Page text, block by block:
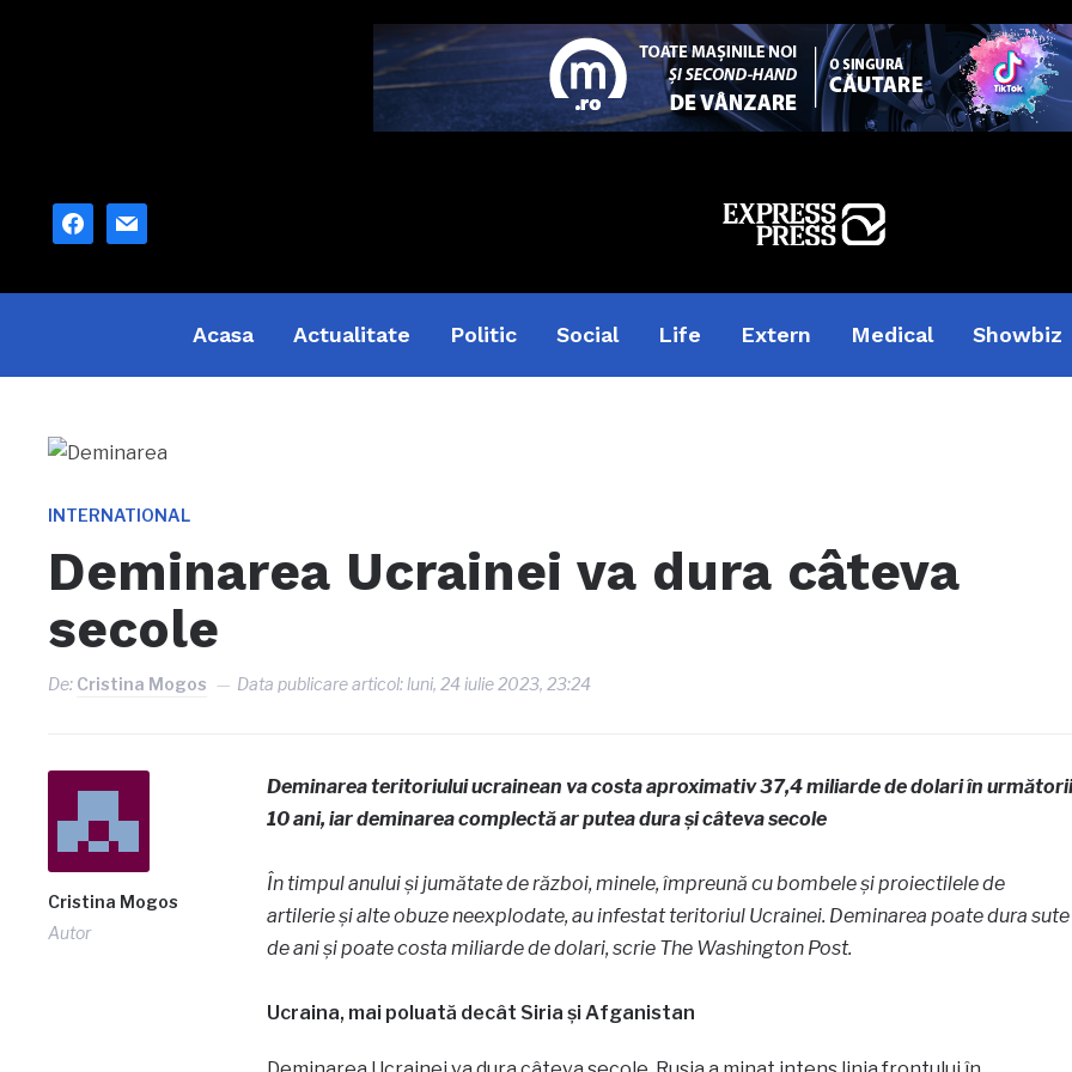
facebook
mail
Acasa Actualitate Politic Social Life Extern Medical Showbiz
INTERNATIONAL
Deminarea Ucrainei va dura câteva
secole
De: Cristina Mogos Data publicare articol: luni, 24 iulie 2023, 23:24
Cristina Mogos
Autor
Deminarea teritoriului ucrainean va costa aproximativ 37,4 miliarde de dolari în următorii
10 ani, iar deminarea complectă ar putea dura şi câteva secole
În timpul anului și jumătate de război, minele, împreună cu bombele și proiectilele de
artilerie și alte obuze neexplodate, au infestat teritoriul Ucrainei. Deminarea poate dura sute
de ani și poate costa miliarde de dolari, scrie The Washington Post.
Ucraina, mai poluată decât Siria şi Afganistan